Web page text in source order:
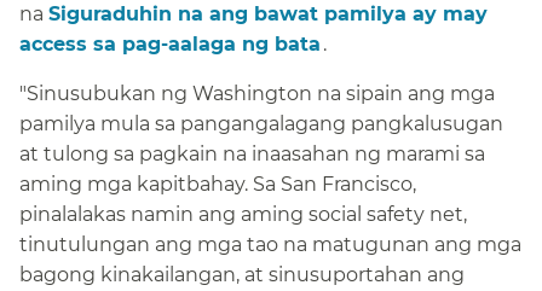
na ​​ Siguraduhin na ang bawat pamilya ay may
access sa pag-aalaga ng bata​​ .​​
"Sinusubukan ng Washington na sipain ang mga
pamilya mula sa pangangalagang pangkalusugan
at tulong sa pagkain na inaasahan ng marami sa
aming mga kapitbahay. Sa San Francisco,
pinalalakas namin ang aming social safety net,
tinutulungan ang mga tao na matugunan ang mga
bagong kinakailangan, at sinusuportahan ang